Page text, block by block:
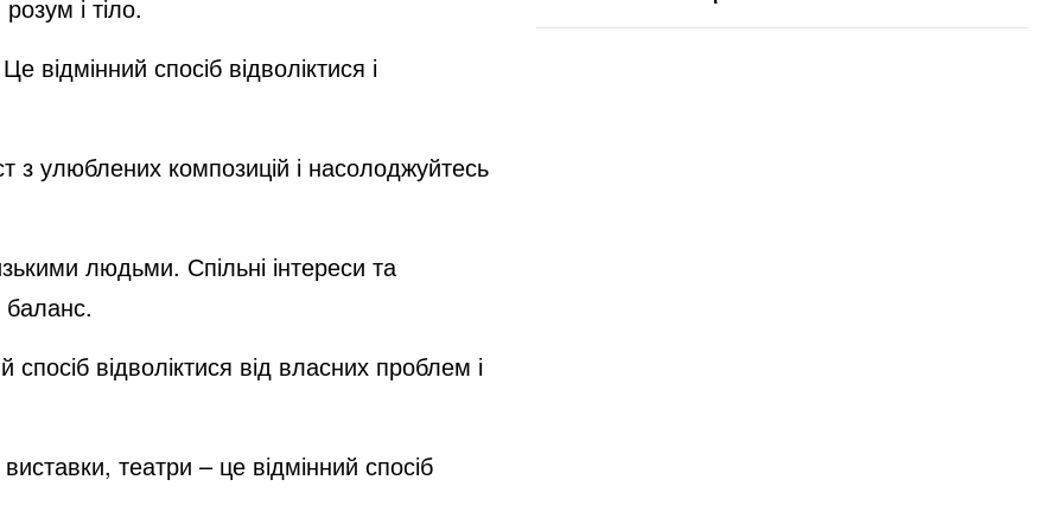
і тіло.
відмінний спосіб відволіктися і
з улюблених композицій і насолоджуйтесь
людьми. Спільні інтереси та
баланс.
відволіктися від власних проблем і
театри – це відмінний спосіб